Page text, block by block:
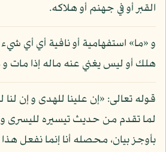
القبر أو في جهنم أو هلاكه.
و «ما» استفهامية أو نافية أي أي
هلك أو ليس يغني عنه ماله إذا مات
قوله تعالى: «إن علينا للهدى و إن لنا
لما تقدم من حديث تيسيره لليسرى و
بأوجز بيان، محصله أنا إنما نفعل هذا